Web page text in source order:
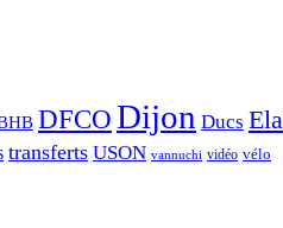
DFCODijon Ducs
transferts USON vannuchi vidéo vélo